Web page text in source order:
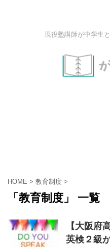
現役塾講師が中学生
HOME > 教育制度 >
「教育制度」 一覧
【大阪府
英検２級